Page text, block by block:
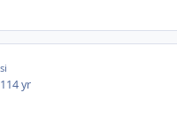
14 yr